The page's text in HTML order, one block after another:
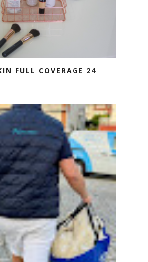
FULL COVERAGE 24